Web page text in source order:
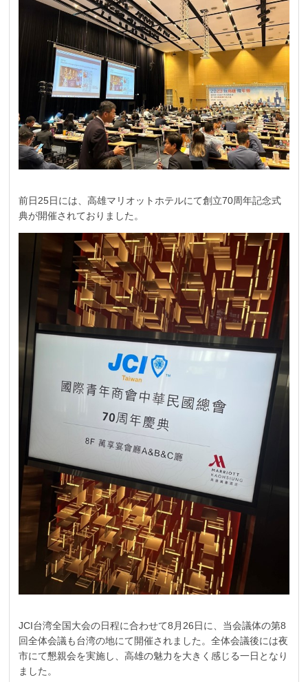
前日25日には、高雄マリオットホテルにて創立70周年記念式
典が開催されておりました。
JCI台湾全国大会の日程に合わせて8月26日に、当会議体の第8
回全体会議も台湾の地にて開催されました。全体会議後には夜
市にて懇親会を実施し、高雄の魅力を大きく感じる一日となり
ました。